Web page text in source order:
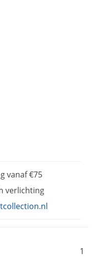
vanaf €75
verlichting
1